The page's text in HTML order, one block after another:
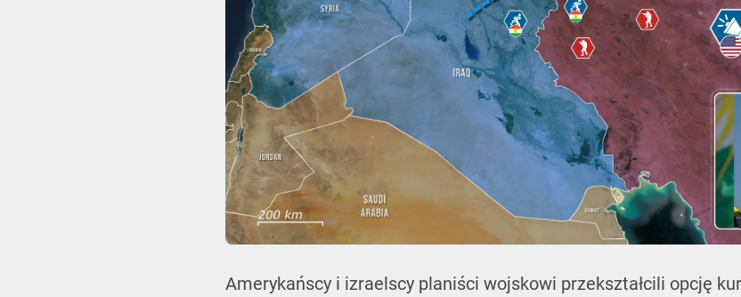
Amerykańscy i izraelscy planiści wojskowi przekształcili opcję